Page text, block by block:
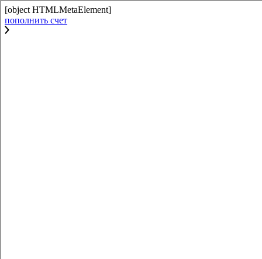
[object HTMLMetaElement]
пополнить счет